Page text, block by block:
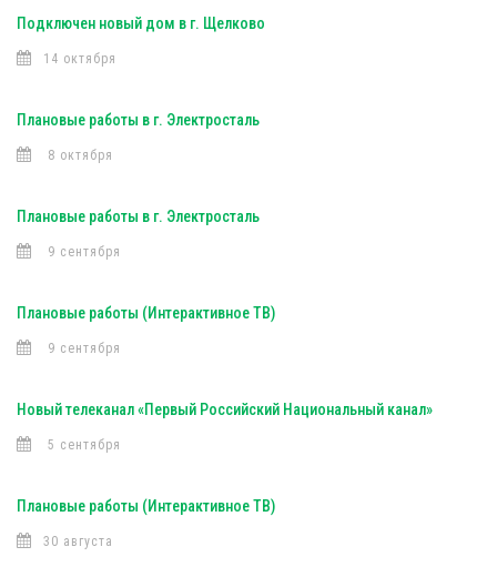
Подключен новый дом в г. Щелково
14 октября
Плановые работы в г. Электросталь
8 октября
Плановые работы в г. Электросталь
9 сентября
Плановые работы (Интерактивное ТВ)
9 сентября
Новый телеканал «Первый Российский Национальный канал»
5 сентября
Плановые работы (Интерактивное ТВ)
30 августа